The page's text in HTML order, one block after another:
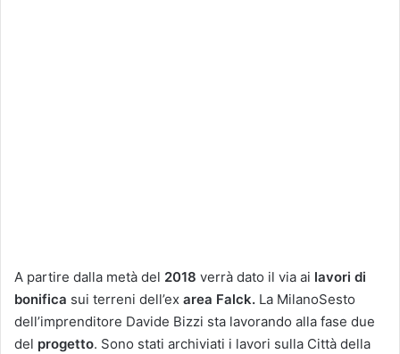
A partire dalla metà del 2018 verrà dato il via ai lavori di
bonifica sui terreni dell’ex area Falck. La MilanoSesto
dell’imprenditore Davide Bizzi sta lavorando alla fase due
del progetto. Sono stati archiviati i lavori sulla Città della